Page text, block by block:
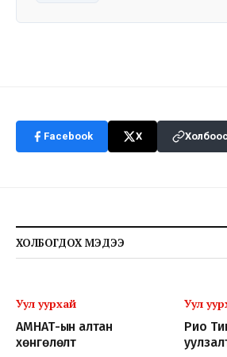
Facebook X
ХОЛБОГДОХ МЭДЭЭ
Уул уурхай
АМНАТ-ын алтан
хөнгөлөлт
Уул
Рио